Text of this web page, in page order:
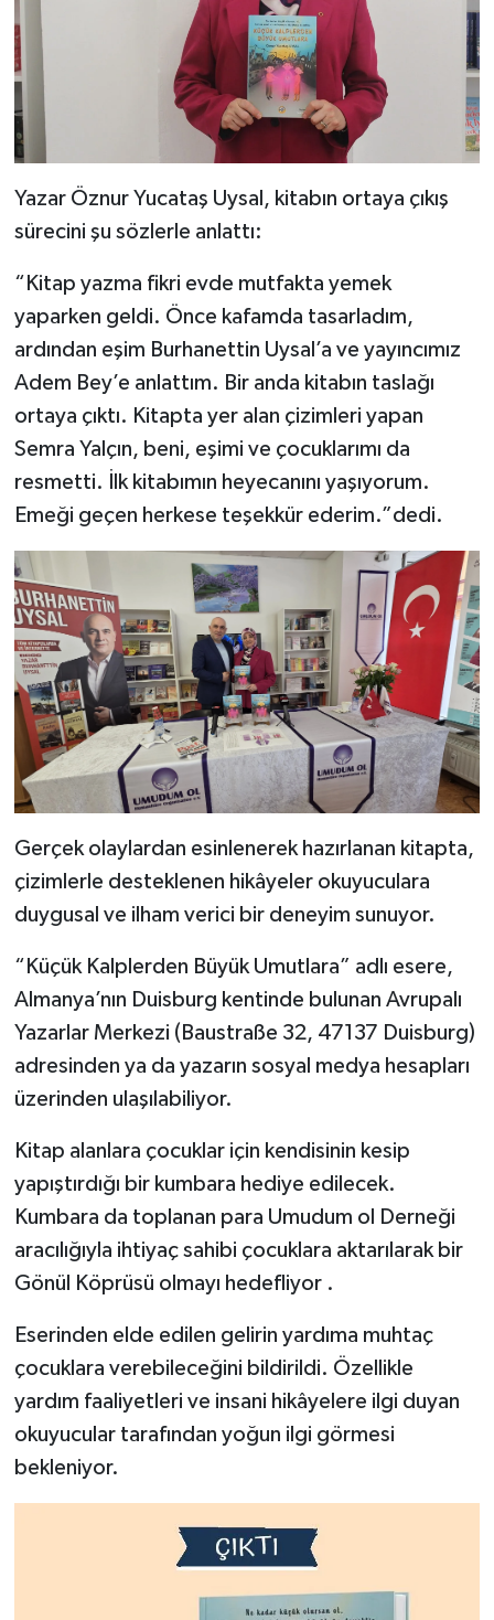
Yazar Öznur Yucataş Uysal, kitabın ortaya çıkış
sürecini şu sözlerle anlattı:
“Kitap yazma fikri evde mutfakta yemek
yaparken geldi. Önce kafamda tasarladım,
ardından eşim Burhanettin Uysal’a ve yayıncımız
Adem Bey’e anlattım. Bir anda kitabın taslağı
ortaya çıktı. Kitapta yer alan çizimleri yapan
Semra Yalçın, beni, eşimi ve çocuklarımı da
resmetti. İlk kitabımın heyecanını yaşıyorum.
Emeği geçen herkese teşekkür ederim.”dedi.
Gerçek olaylardan esinlenerek hazırlanan kitapta,
çizimlerle desteklenen hikâyeler okuyuculara
duygusal ve ilham verici bir deneyim sunuyor.
“Küçük Kalplerden Büyük Umutlara” adlı esere,
Almanya’nın Duisburg kentinde bulunan Avrupalı
Yazarlar Merkezi (Baustraße 32, 47137 Duisburg)
adresinden ya da yazarın sosyal medya hesapları
üzerinden ulaşılabiliyor.
Kitap alanlara çocuklar için kendisinin kesip
yapıştırdığı bir kumbara hediye edilecek.
Kumbara da toplanan para Umudum ol Derneği
aracılığıyla ihtiyaç sahibi çocuklara aktarılarak bir
Gönül Köprüsü olmayı hedefliyor .
Eserinden elde edilen gelirin yardıma muhtaç
çocuklara verebileceğini bildirildi. Özellikle
yardım faaliyetleri ve insani hikâyelere ilgi duyan
okuyucular tarafından yoğun ilgi görmesi
bekleniyor.